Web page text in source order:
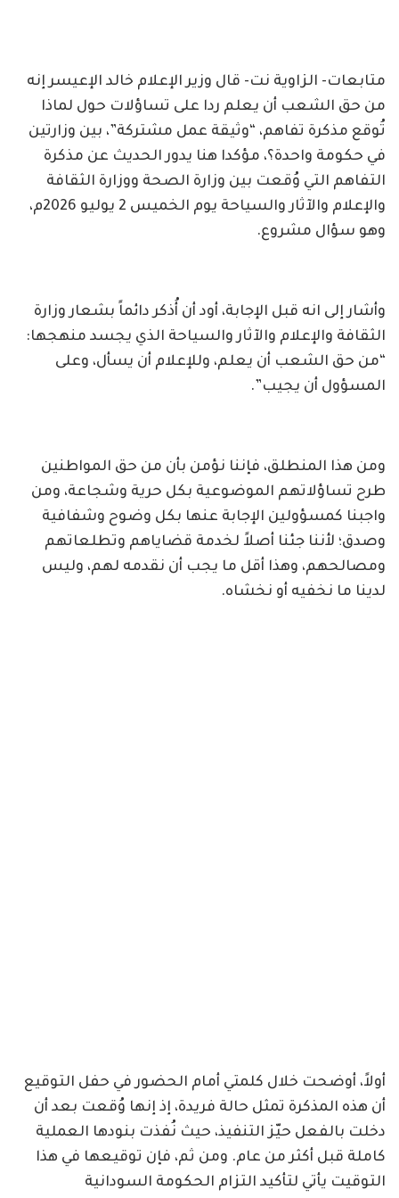
متابعات- الزاوية نت- قال وزير الإعلام خالد الإعيسر إنه
من حق الشعب أن يعلم ردا على تساؤلات حول لماذا
تُوقع مذكرة تفاهم، “وثيقة عمل مشتركة”، بين وزارتين
في حكومة واحدة؟، مؤكدا هنا يدور الحديث عن مذكرة
التفاهم التي وُقعت بين وزارة الصحة ووزارة الثقافة
والإعلام والآثار والسياحة يوم الخميس 2 يوليو 2026م،
وهو سؤال مشروع.
وأشار إلى انه قبل الإجابة، أود أن أُذكر دائماً بشعار وزارة
الثقافة والإعلام والآثار والسياحة الذي يجسد منهجها:
“من حق الشعب أن يعلم، وللإعلام أن يسأل، وعلى
المسؤول أن يجيب”.
ومن هذا المنطلق، فإننا نؤمن بأن من حق المواطنين
طرح تساؤلاتهم الموضوعية بكل حرية وشجاعة، ومن
واجبنا كمسؤولين الإجابة عنها بكل وضوح وشفافية
وصدق؛ لأننا جئنا أصلاً لخدمة قضاياهم وتطلعاتهم
ومصالحهم، وهذا أقل ما يجب أن نقدمه لهم، وليس
لدينا ما نخفيه أو نخشاه.
أولاً، أوضحت خلال كلمتي أمام الحضور في حفل التوقيع
أن هذه المذكرة تمثل حالة فريدة، إذ إنها وُقعت بعد أن
دخلت بالفعل حيّز التنفيذ، حيث نُفذت بنودها العملية
كاملة قبل أكثر من عام. ومن ثم، فإن توقيعها في هذا
التوقيت يأتي لتأكيد التزام الحكومة السودانية